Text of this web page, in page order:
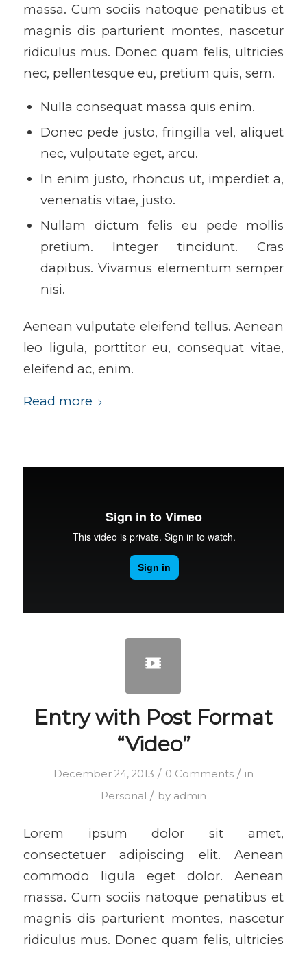
massa. Cum sociis natoque penatibus et
magnis dis parturient montes, nascetur
ridiculus mus. Donec quam felis, ultricies
nec, pellentesque eu, pretium quis, sem.
Nulla consequat massa quis enim.
Donec pede justo, fringilla vel, aliquet
nec, vulputate eget, arcu.
In enim justo, rhoncus ut, imperdiet a,
venenatis vitae, justo.
Nullam dictum felis eu pede mollis
pretium. Integer tincidunt. Cras
dapibus. Vivamus elementum semper
nisi.
Aenean vulputate eleifend tellus. Aenean
leo ligula, porttitor eu, consequat vitae,
eleifend ac, enim.
Read more
Entry with Post Format
“Video”
December 24, 2013 / 0 Comments / in
Personal / by admin
Lorem ipsum dolor sit amet,
consectetuer adipiscing elit. Aenean
commodo ligula eget dolor. Aenean
massa. Cum sociis natoque penatibus et
magnis dis parturient montes, nascetur
ridiculus mus. Donec quam felis, ultricies